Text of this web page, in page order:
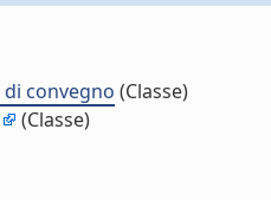
convegno (Classe)
(Classe)